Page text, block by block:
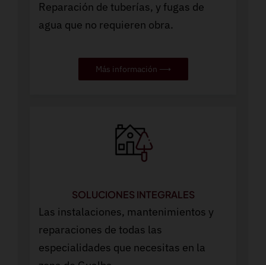
Reparación de tuberías, y fugas de
agua que no requieren obra.
Más información ⟶
SOLUCIONES INTEGRALES
Las instalaciones, mantenimientos y
reparaciones de todas las
especialidades que necesitas en la